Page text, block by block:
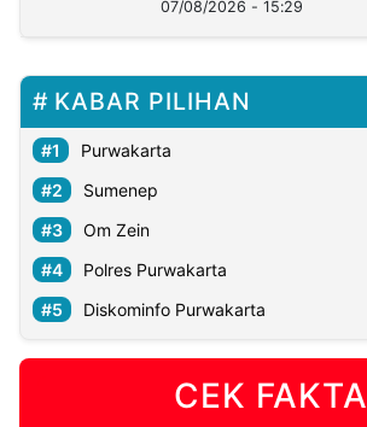
07/08/2026 - 15:29
KABAR PILIHAN
Purwakarta
Sumenep
Om Zein
Polres Purwakarta
Diskominfo Purwakarta
CEK FAKTA